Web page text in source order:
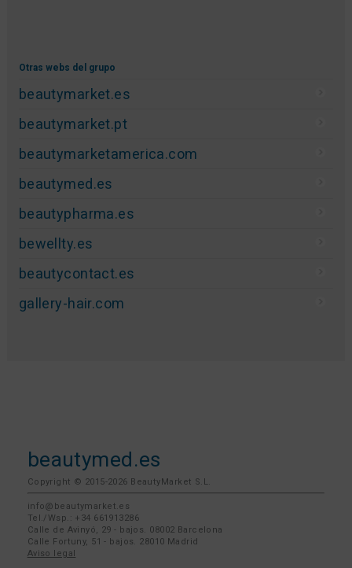
Otras webs del grupo
beautymarket.es
beautymarket.pt
beautymarketamerica.com
beautymed.es
beautypharma.es
bewellty.es
beautycontact.es
gallery-hair.com
beautymed.es
Copyright © 2015-2026 BeautyMarket S.L.
info@beautymarket.es
Tel./Wsp.: +34 661913286
Calle de Avinyó, 29 - bajos. 08002 Barcelona
Calle Fortuny, 51 - bajos. 28010 Madrid
Aviso legal